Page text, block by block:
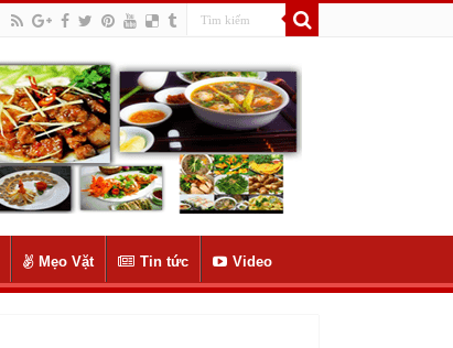
Mẹo Vặt Tin tức Video